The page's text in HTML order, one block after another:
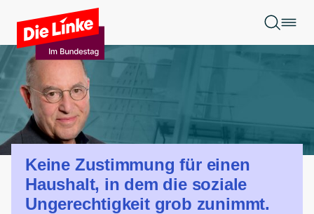
Zum Hauptinhalt springen
Keine Zustimmung für einen
Haushalt, in dem die soziale
Ungerechtigkeit grob zunimmt.